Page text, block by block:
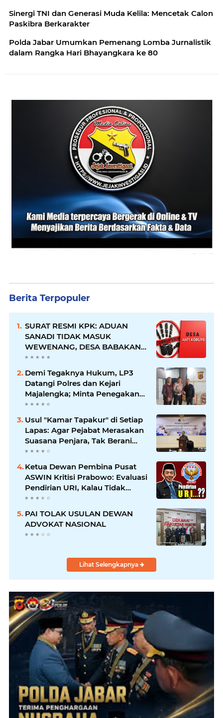
Sinergi TNI dan Generasi Muda Kelila: Mencetak Calon
Paskibra Berkarakter
Polda Jabar Umumkan Pemenang Lomba Jurnalistik
dalam Rangka Hari Bhayangkara ke 80
Berita Terpopuler
SURAT RESMI KPK: ADUAN
SANADI TIDAK MASUK
WEWENANG, DESA BABAKAN
JUSTRU DITETAPKAN DESA
ANTI KORUPSI OLEH
KEJAKSAAN
Demi Tegaknya Hukum, LP3
Datangi Polres dan Kejari
Majalengka; Minta Penegakan
Proporsional: Restoratif untuk
Lemah, Tegas untuk Narkoba &
Oknum
Usul "Kamar Tapakur" di Setiap
Lapas: Agar Pejabat Merasakan
Suasana Penjara, Tak Berani
Korupsi dan Menyalahgunakan
Ketua Dewan Pembina Pusat
ASWIN Kritisi Prabowo: Evaluasi
Pendirian URI, Kalau Tidak
Mendesak Sebaiknya
PAI TOLAK USULAN DEWAN
ADVOKAT NASIONAL
Lihat Selengkapnya